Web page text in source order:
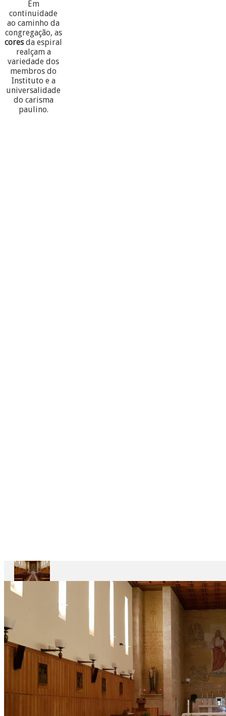
Em
continuidade
ao caminho da
congregação, as
coresda espiral
realçam a
variedade dos
membros do
Instituto e a
universalidade
do carisma
paulino.